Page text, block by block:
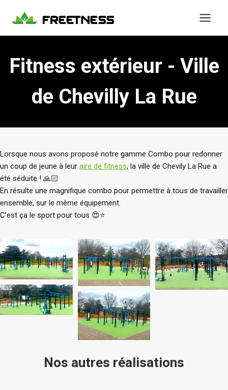
Fitness extérieur - Ville
de Chevilly La Rue
Lorsque nous avons proposé notre gamme Combo pour redonner
un coup de jeune à leur aire de fitness, la ville de Chevily La Rue a
été séduite ! 🙏🏻
En résulte une magnifique combo pour permettre à tous de travailler
ensemble, sur le même équipement.
C’est ça le sport pour tous 😍⭐️
Nos autres réalisations